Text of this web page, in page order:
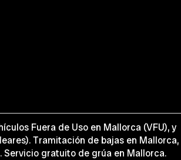
Fuera de Uso en Mallorca (VFU), y
Tramitación de bajas en Mallorca,
gratuito de grúa en Mallorca.